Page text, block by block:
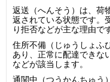
返送（へんそう）は、荷
返されている状態です。
り拒否などが主な理由で
住所不備（じゅうしょふ
あり、正常に配達できな
などが該当します。
通関中（つうかんちゅう